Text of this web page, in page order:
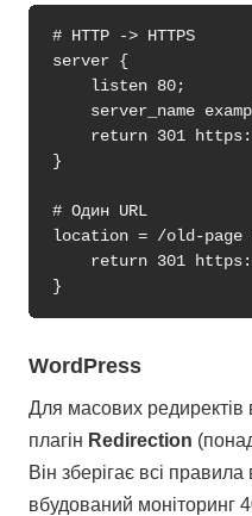
# HTTP -> HTTPS
server {
    listen 80;
server_name
return 301
}
# Один URL
location = /old-page
return 301
WordPress
Для масових редиректів
плагін Redirection
Він зберігає всі
вбудований моніторинг